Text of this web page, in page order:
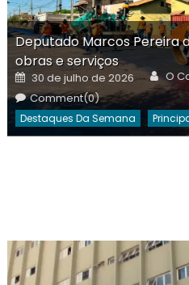
Deputado Marcos Pereira
obras e serviços
Posted
on
30 de julho de 2026
O
Comment(0)
Destaques Da Semana